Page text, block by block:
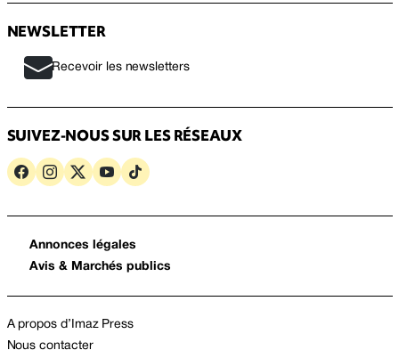
NEWSLETTER
Recevoir les newsletters
SUIVEZ-NOUS SUR LES RÉSEAUX
Annonces légales
Avis & Marchés publics
A propos d’Imaz Press
Nous contacter